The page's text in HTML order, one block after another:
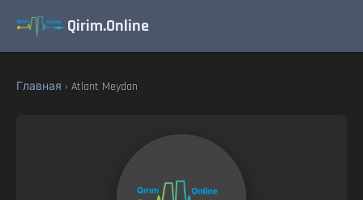
Qirim.Online
Главная › Atlant Meydan